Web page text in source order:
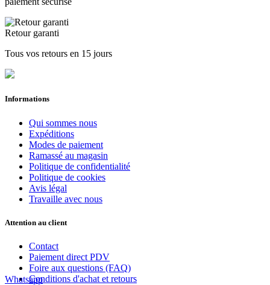
Whatsapp
Retour garanti
Tous vos retours en 15 jours
Informations
Qui sommes nous
Expéditions
Modes de paiement
Ramassé au magasin
Politique de confidentialité
Politique de cookies
Avis légal
Travaille avec nous
Attention au client
Contact
Paiement direct PDV
Foire aux questions (FAQ)
Conditions d'achat et retours